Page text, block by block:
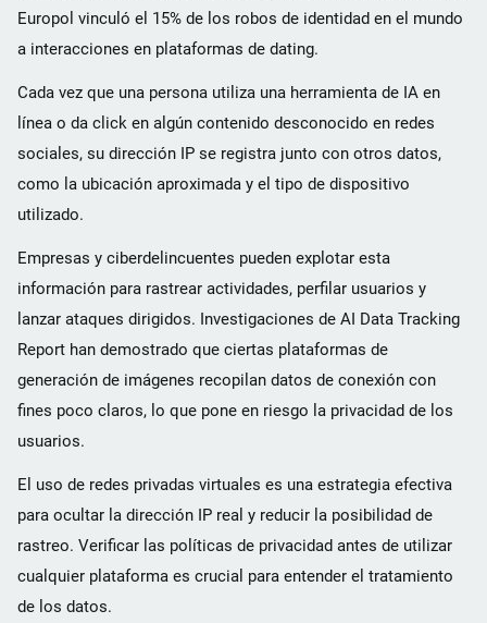
Europol vinculó el 15% de los robos de identidad en el mundo
a interacciones en plataformas de dating.
Cada vez que una persona utiliza una herramienta de IA en
línea o da click en algún contenido desconocido en redes
sociales, su dirección IP se registra junto con otros datos,
como la ubicación aproximada y el tipo de dispositivo
utilizado.
Empresas y ciberdelincuentes pueden explotar esta
información para rastrear actividades, perfilar usuarios y
lanzar ataques dirigidos. Investigaciones de AI Data Tracking
Report han demostrado que ciertas plataformas de
generación de imágenes recopilan datos de conexión con
fines poco claros, lo que pone en riesgo la privacidad de los
usuarios.
El uso de redes privadas virtuales es una estrategia efectiva
para ocultar la dirección IP real y reducir la posibilidad de
rastreo. Verificar las políticas de privacidad antes de utilizar
cualquier plataforma es crucial para entender el tratamiento
de los datos.